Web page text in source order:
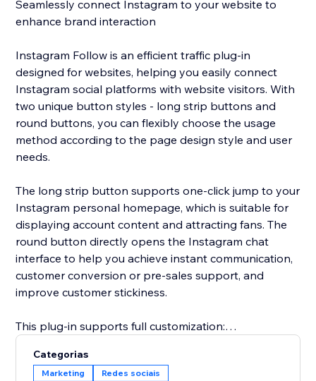
Seamlessly connect Instagram to your website to
enhance brand interaction
Instagram Follow is an efficient traffic plug-in
designed for websites, helping you easily connect
Instagram social platforms with website visitors. With
two unique button styles - long strip buttons and
round buttons, you can flexibly choose the usage
method according to the page design style and user
needs.
The long strip button supports one-click jump to your
Instagram personal homepage, which is suitable for
displaying account content and attracting fans. The
round button directly opens the Instagram chat
interface to help you achieve instant communication,
customer conversion or pre-sales support, and
improve customer stickiness.
This plug-in supports full customization:
Freely set the button style (round or long strip)
Categorias
Marketing Redes sociais